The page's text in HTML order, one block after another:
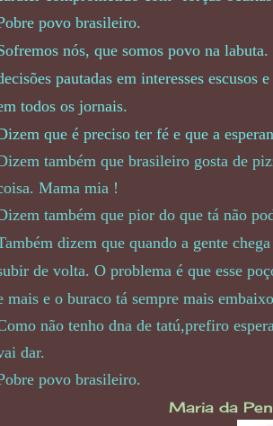
povo brasileiro.
nós, que somos povo na
pautadas em interesses
todos os jornais.
que é preciso ter fé e que a
também que brasileiro gosta de
Mama mia !
também que pior do que tá não
dizem que quando a gente
de volta. O problema é que esse
mais e o buraco tá sempre mais
não tenho dna de tatú,prefiro
dar.
povo brasileiro.
Maria da